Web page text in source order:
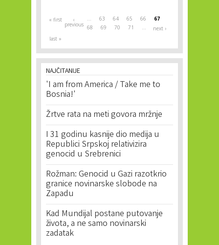
« first ‹
previous
… 63 64 65 66
67
68
69 70 71 …
next ›
last »
NAJČITANIJE
'I am from America / Take me to
Bosnia!'
Žrtve rata na meti govora mržnje
I 31 godinu kasnije dio medija u
Republici Srpskoj relativizira
genocid u Srebrenici
Rožman: Genocid u Gazi razotkrio
granice novinarske slobode na
Zapadu
Kad Mundijal postane putovanje
života, a ne samo novinarski
zadatak